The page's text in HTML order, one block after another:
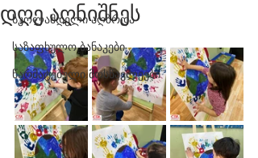
სკოლამდელი აღზრდა
საზაფხულო ბანაკები
წარმატებული მოსწავლეები
დღე აღნიშნეს